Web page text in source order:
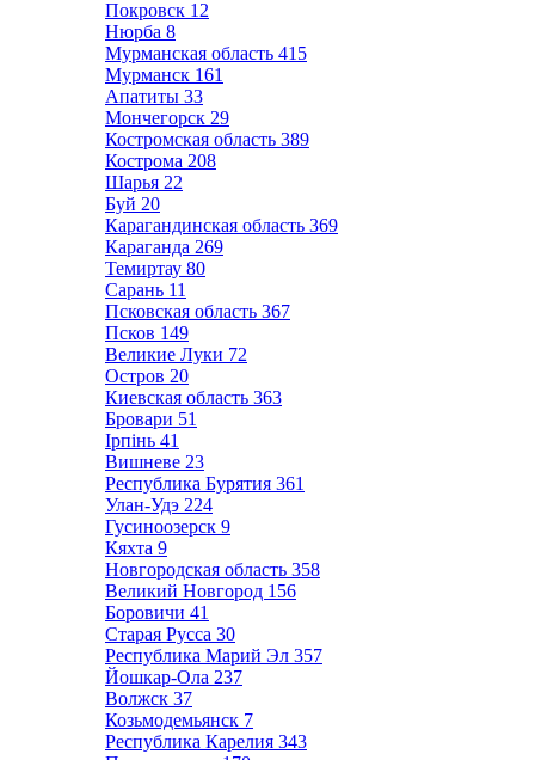
Покровск 12
Нюрба 8
Мурманская область 415
Мурманск 161
Апатиты 33
Мончегорск 29
Костромская область 389
Кострома 208
Шарья 22
Буй 20
Карагандинская область 369
Караганда 269
Темиртау 80
Сарань 11
Псковская область 367
Псков 149
Великие Луки 72
Остров 20
Киевская область 363
Бровари 51
Ірпінь 41
Вишневе 23
Республика Бурятия 361
Улан-Удэ 224
Гусиноозерск 9
Кяхта 9
Новгородская область 358
Великий Новгород 156
Боровичи 41
Старая Русса 30
Республика Марий Эл 357
Йошкар-Ола 237
Волжск 37
Козьмодемьянск 7
Республика Карелия 343